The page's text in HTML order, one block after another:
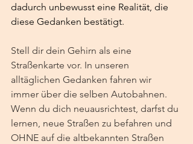
dadurch unbewusst eine Realität, die
diese Gedanken bestätigt.
Stell dir dein Gehirn als eine
Straßenkarte vor. In unseren
alltäglichen Gedanken fahren wir
immer über die selben Autobahnen.
Wenn du dich neuausrichtest, darfst du
lernen, neue Straßen zu befahren und
OHNE auf die altbekannten Straßen